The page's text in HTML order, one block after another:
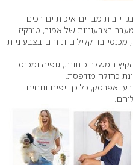
בית מבדים איכותיים רכים
בצבעוניות של אפור, טורקיז
מכנסי בד קלילים ונוחים בצבעוניות
המשלב כותונת, גופיה ומכנס
כחולה מודפסת.
אפרסק, כל כך יפים ונוחים